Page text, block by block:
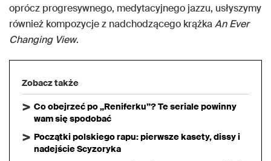
oprócz progresywnego, medytacyjnego jazzu, usłyszymy
również kompozycje z nadchodzącego krążkaAn Ever
Changing View.
Zobacz także
Co obejrzeć po „Reniferku”? Te seriale powinny
wam się spodobać
Początki polskiego rapu: pierwsze kasety, dissy i
nadejście Scyzoryka